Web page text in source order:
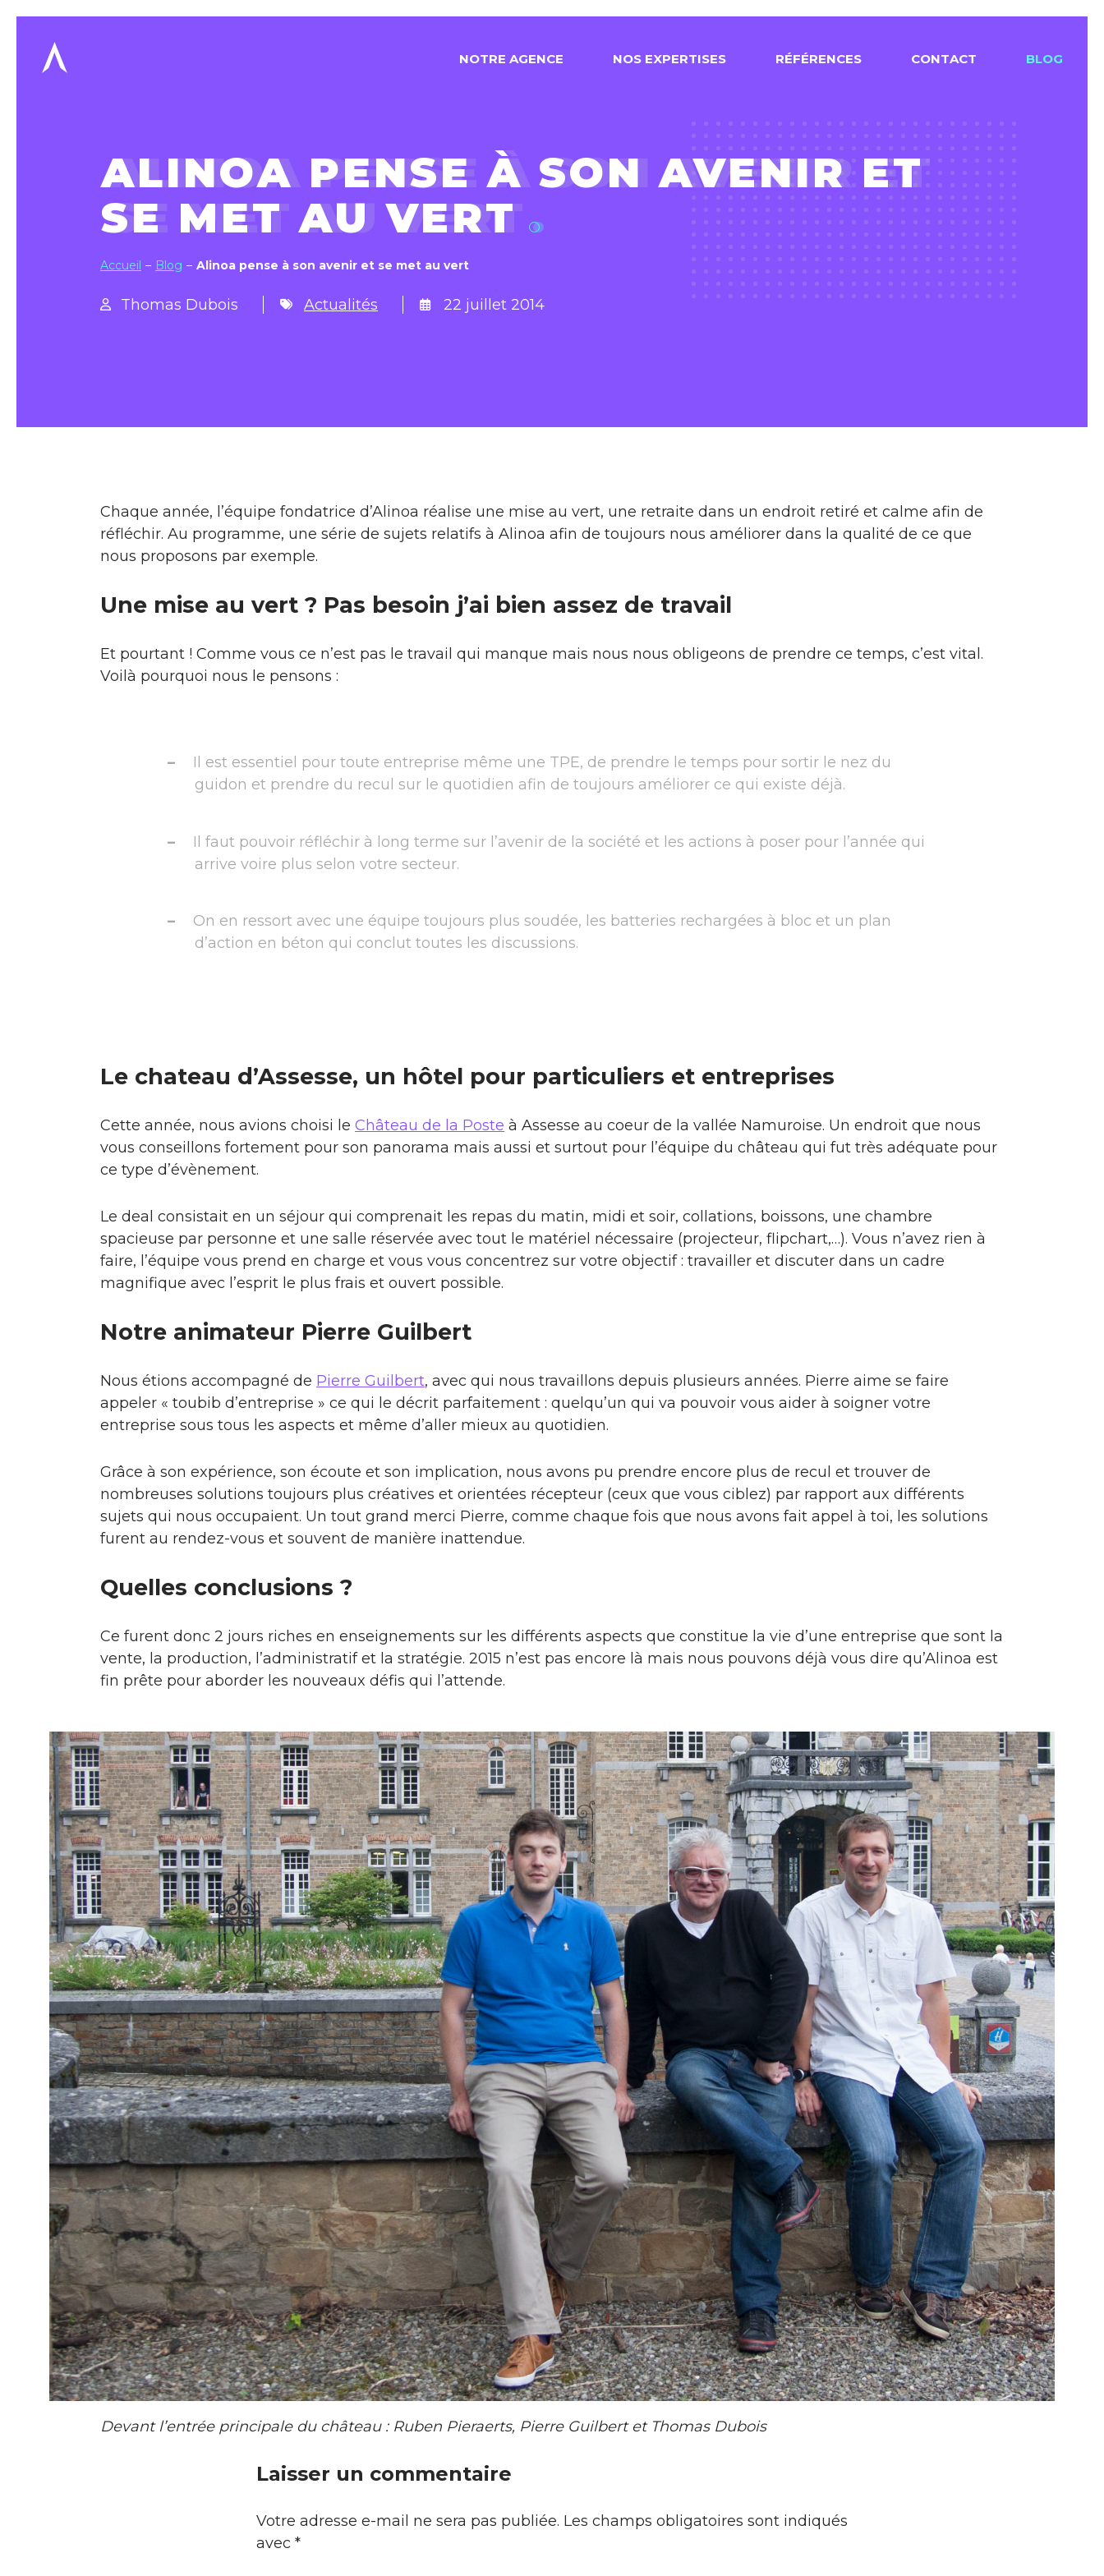
NOTRE AGENCE NOS EXPERTISES RÉFÉRENCES CONTACT BLOG
ALINOA PENSE À SON AVENIR ET
SE MET AU VERT
Accueil Blog Alinoa pense à son avenir et se met au vert
Thomas Dubois Actualités 22 juillet 2014
Chaque année, l’équipe fondatrice d’Alinoa réalise une mise au vert, une retraite dans un endroit retiré et calme afin de
réfléchir. Au programme, une série de sujets relatifs à Alinoa afin de toujours nous améliorer dans la qualité de ce que
nous proposons par exemple.
Une mise au vert ? Pas besoin j’ai bien assez de travail
Et pourtant ! Comme vous ce n’est pas le travail qui manque mais nous nous obligeons de prendre ce temps, c’est vital.
Voilà pourquoi nous le pensons :
Il est essentiel pour toute entreprise même une TPE, de prendre le temps pour sortir le nez du
guidon et prendre du recul sur le quotidien afin de toujours améliorer ce qui existe déjà.
Il faut pouvoir réfléchir à long terme sur l’avenir de la société et les actions à poser pour l’année qui
arrive voire plus selon votre secteur.
On en ressort avec une équipe toujours plus soudée, les batteries rechargées à bloc et un plan
d’action en béton qui conclut toutes les discussions.
Le chateau d’Assesse, un hôtel pour particuliers et entreprises
Cette année, nous avions choisi le Château de la Poste à Assesse au coeur de la vallée Namuroise. Un endroit que nous
vous conseillons fortement pour son panorama mais aussi et surtout pour l’équipe du château qui fut très adéquate pour
ce type d’évènement.
Le deal consistait en un séjour qui comprenait les repas du matin, midi et soir, collations, boissons, une chambre
spacieuse par personne et une salle réservée avec tout le matériel nécessaire (projecteur, flipchart,…). Vous n’avez rien à
faire, l’équipe vous prend en charge et vous vous concentrez sur votre objectif : travailler et discuter dans un cadre
magnifique avec l’esprit le plus frais et ouvert possible.
Notre animateur Pierre Guilbert
Nous étions accompagné de Pierre Guilbert, avec qui nous travaillons depuis plusieurs années. Pierre aime se faire
appeler « toubib d’entreprise » ce qui le décrit parfaitement : quelqu’un qui va pouvoir vous aider à soigner votre
entreprise sous tous les aspects et même d’aller mieux au quotidien.
Grâce à son expérience, son écoute et son implication, nous avons pu prendre encore plus de recul et trouver de
nombreuses solutions toujours plus créatives et orientées récepteur (ceux que vous ciblez) par rapport aux différents
sujets qui nous occupaient. Un tout grand merci Pierre, comme chaque fois que nous avons fait appel à toi, les solutions
furent au rendez-vous et souvent de manière inattendue.
Quelles conclusions ?
Ce furent donc 2 jours riches en enseignements sur les différents aspects que constitue la vie d’une entreprise que sont la
vente, la production, l’administratif et la stratégie. 2015 n’est pas encore là mais nous pouvons déjà vous dire qu’Alinoa est
fin prête pour aborder les nouveaux défis qui l’attende.
Devant l’entrée principale du château : Ruben Pieraerts, Pierre Guilbert et Thomas Dubois
Laisser un commentaire
Votre adresse e-mail ne sera pas publiée. Les champs obligatoires sont indiqués
avec *